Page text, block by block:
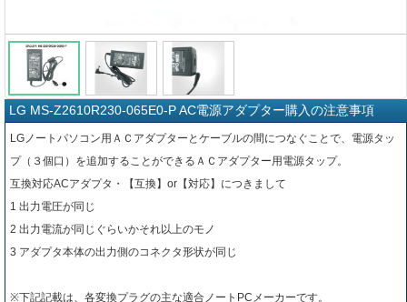
LG MS-Z2610R230-065E0-P AC電源アダプター購入の注意事項
LGノートパソコン用ＡＣアダプターとケーブルの間につなぐことで、電源タッ
プ（３個口）を追加することができるＡＣアダプター用電源タップ。
互換対応ACアダプタ・【互換】or【対応】につきまして
1 出力電圧が同じ
2 出力電流が同じぐらいかそれ以上のモノ
3 アダプタ本体の出力側のコネクタ形状が同じ
※下記記載は、各変換プラグの主な適合ノートPCメーカーです。